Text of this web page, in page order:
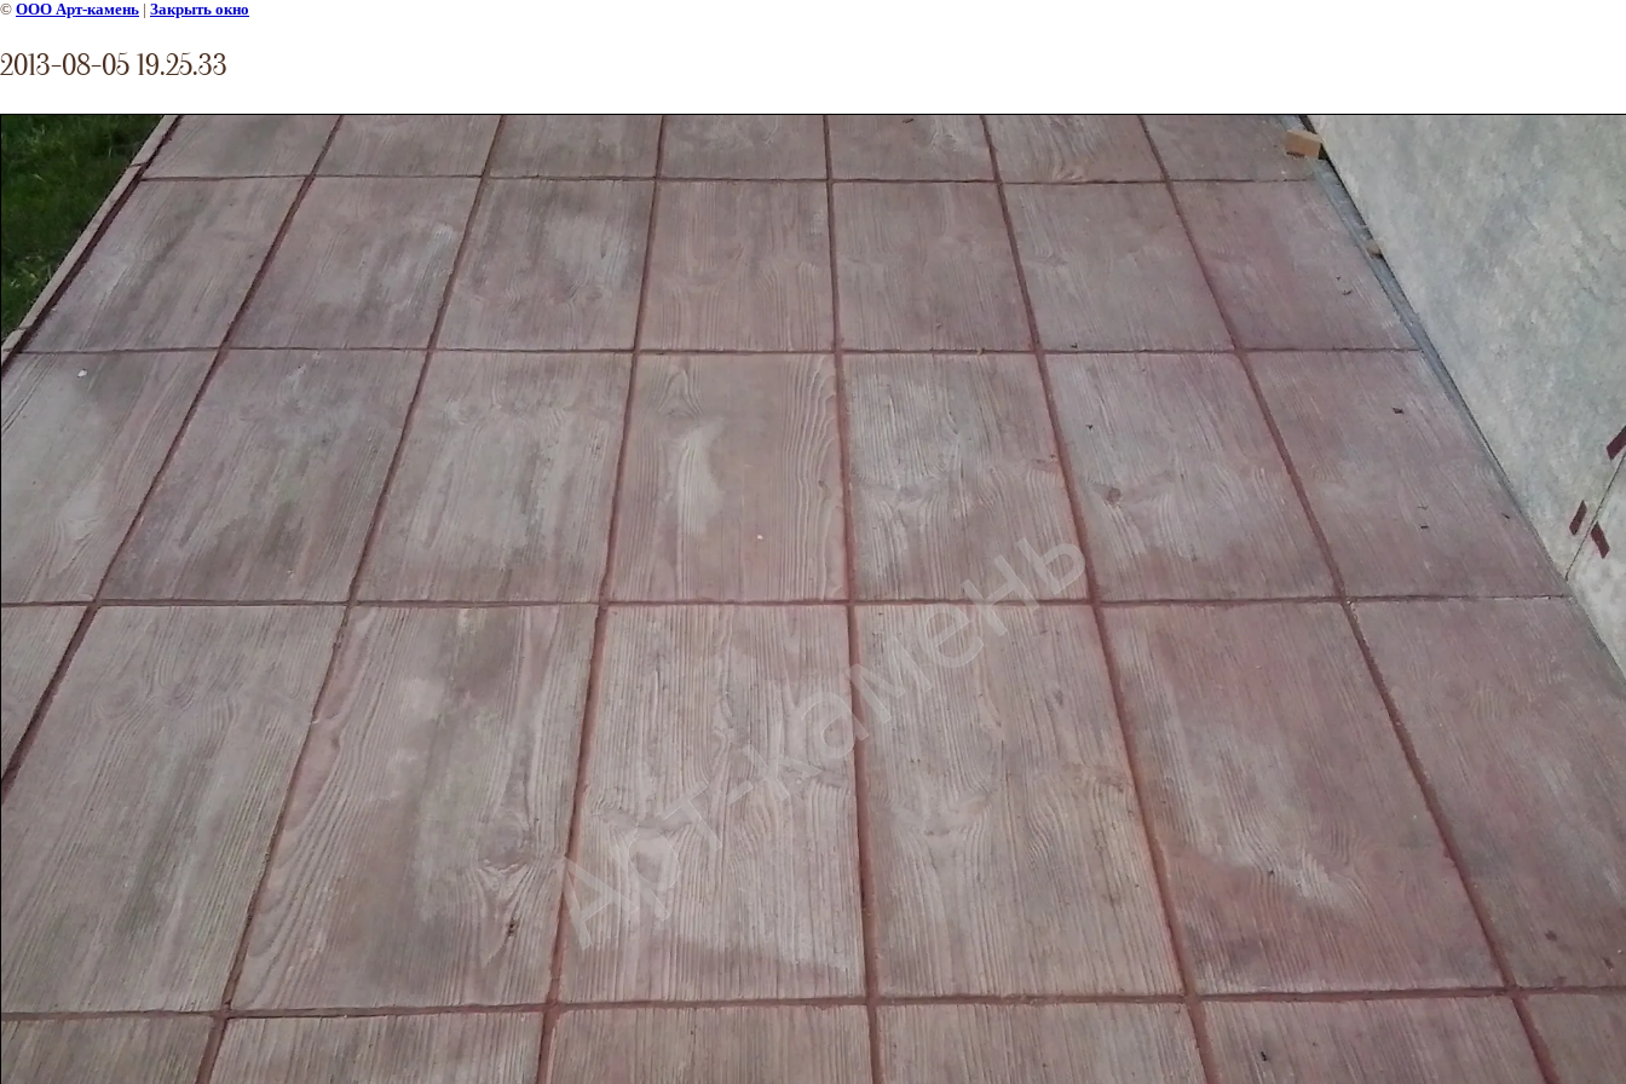
© ООО Арт-камень | Закрыть окно
2013-08-05 19.25.33